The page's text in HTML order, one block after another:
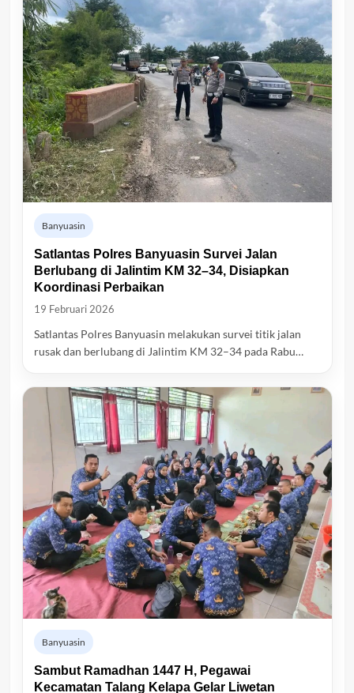
Banyuasin
Satlantas Polres Banyuasin Survei Jalan
Berlubang di Jalintim KM 32–34, Disiapkan
Koordinasi Perbaikan
19 Februari 2026
Satlantas Polres Banyuasin melakukan survei titik jalan
rusak dan berlubang di Jalintim KM 32–34 pada Rabu…
Banyuasin
Sambut Ramadhan 1447 H, Pegawai
Kecamatan Talang Kelapa Gelar Liwetan